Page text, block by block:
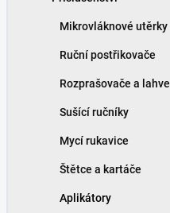
Mikrovláknové utěrky
Ruční postřikovače
Rozprašovače a lahve
Sušící ručníky
Mycí rukavice
Štětce a kartáče
Aplikátory